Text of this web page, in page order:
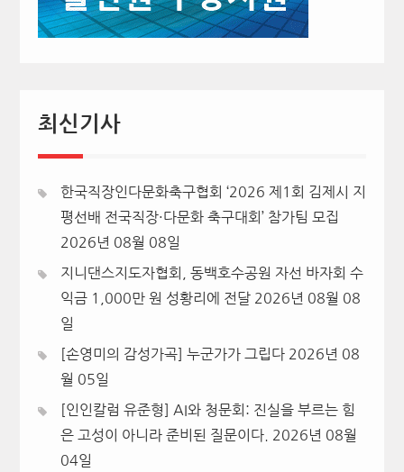
최신기사
한국직장인다문화축구협회 ‘2026 제1회 김제시 지
평선배 전국직장·다문화 축구대회’ 참가팀 모집
2026년 08월 08일
지니댄스지도자협회, 동백호수공원 자선 바자회 수
익금 1,000만 원 성황리에 전달 2026년 08월 08
일
[손영미의 감성가곡] 누군가가 그립다 2026년 08
월 05일
[인인칼럼 유준형] AI와 청문회: 진실을 부르는 힘
은 고성이 아니라 준비된 질문이다.
2026년 08월
04일